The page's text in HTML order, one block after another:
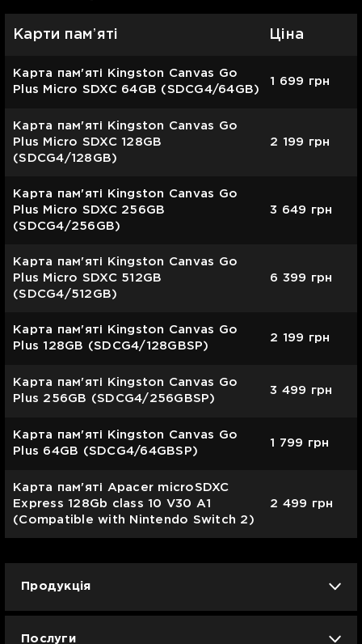
Карти памʼяті Ціна
Карта пам'яті Kingston Canvas Go
Plus Micro SDXC 64GB (SDCG4/64GB)
1 699 грн
Карта пам'яті Kingston Canvas Go
Plus Micro SDXC 128GB
(SDCG4/128GB)
2 199 грн
Карта пам'яті Kingston Canvas Go
Plus Micro SDXC 256GB
(SDCG4/256GB)
3 649 грн
Карта пам'яті Kingston Canvas Go
Plus Micro SDXC 512GB
(SDCG4/512GB)
6 399 грн
Карта пам'яті Kingston Canvas Go
Plus 128GB (SDCG4/128GBSP)
2 199 грн
Карта пам'яті Kingston Canvas Go
Plus 256GB (SDCG4/256GBSP)
3 499 грн
Карта пам'яті Kingston Canvas Go
Plus 64GB (SDCG4/64GBSP)
1 799 грн
Карта пам'яті Apacer microSDXC
Express 128Gb class 10 V30 A1
(Compatible with Nintendo Switch 2)
2 499 грн
Продукція
Послуги